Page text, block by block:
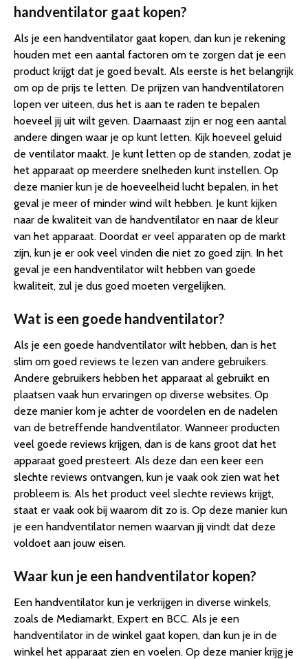
handventilator gaat kopen?
Als je een handventilator gaat kopen, dan kun je rekening
houden met een aantal factoren om te zorgen dat je een
product krijgt dat je goed bevalt. Als eerste is het belangrijk
om op de prijs te letten. De prijzen van handventilatoren
lopen ver uiteen, dus het is aan te raden te bepalen
hoeveel jij uit wilt geven. Daarnaast zijn er nog een aantal
andere dingen waar je op kunt letten. Kijk hoeveel geluid
de ventilator maakt. Je kunt letten op de standen, zodat je
het apparaat op meerdere snelheden kunt instellen. Op
deze manier kun je de hoeveelheid lucht bepalen, in het
geval je meer of minder wind wilt hebben. Je kunt kijken
naar de kwaliteit van de handventilator en naar de kleur
van het apparaat. Doordat er veel apparaten op de markt
zijn, kun je er ook veel vinden die niet zo goed zijn. In het
geval je een handventilator wilt hebben van goede
kwaliteit, zul je dus goed moeten vergelijken.
Wat is een goede handventilator?
Als je een goede handventilator wilt hebben, dan is het
slim om goed reviews te lezen van andere gebruikers.
Andere gebruikers hebben het apparaat al gebruikt en
plaatsen vaak hun ervaringen op diverse websites. Op
deze manier kom je achter de voordelen en de nadelen
van de betreffende handventilator. Wanneer producten
veel goede reviews krijgen, dan is de kans groot dat het
apparaat goed presteert. Als deze dan een keer een
slechte reviews ontvangen, kun je vaak ook zien wat het
probleem is. Als het product veel slechte reviews krijgt,
staat er vaak ook bij waarom dit zo is. Op deze manier kun
je een handventilator nemen waarvan jij vindt dat deze
voldoet aan jouw eisen.
Waar kun je een handventilator kopen?
Een handventilator kun je verkrijgen in diverse winkels,
zoals de Mediamarkt, Expert en BCC. Als je een
handventilator in de winkel gaat kopen, dan kun je in de
winkel het apparaat zien en voelen. Op deze manier krijg je